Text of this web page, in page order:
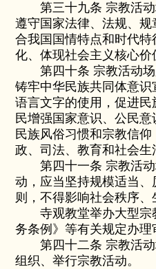
第三十九条 宗教活动
遵守国家法律、法规、
合我国国情特点和时代
化、体现社会主义核心价
第四十条 宗教活动场
铸牢中华民族共同体意
语言文字的使用，促进
民增强国家意识、公民
民族风俗习惯和宗教信
政、司法、教育和社会生
第四十一条 宗教活动
动，应当坚持规模适当
则，不得影响社会秩序、
寺观教堂举办大型宗
务条例》等有关规定办理
第四十二条 宗教活动
组织、举行宗教活动。